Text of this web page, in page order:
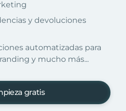
y devoluciones
automatizadas para
y mucho más...
gratis